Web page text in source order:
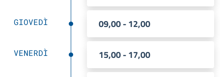
GIOVEDÌ 09,00 - 12,00
VENERDÌ 15,00 - 17,00